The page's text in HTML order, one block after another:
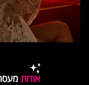
אודות